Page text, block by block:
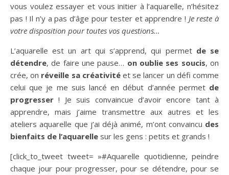
vous voulez essayer et vous initier à l’aquarelle, n’hésitez
pas ! Il n’y a pas d’âge pour tester et apprendre ! Je reste à
votre disposition pour toutes vos questions…
L’aquarelle est un art qui s’apprend, qui permet de se
détendre, de faire une pause… on oublie ses soucis, on
crée, on réveille sa créativitéet se lancer un défi comme
celui que je me suis lancé en début d’année permet de
progresser ! Je suis convaincue d’avoir encore tant à
apprendre, mais j’aime transmettre aux autres et les
ateliers aquarelle que j’ai déjà animé, m’ont convaincu des
bienfaits de l’aquarelle sur les gens : petits et grands !
[click_to_tweet tweet= »#Aquarelle quotidienne, peindre
chaque jour pour progresser, pour se détendre, pour se